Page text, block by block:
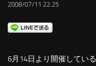
2008/07/11 22:25
6月14日より開催している